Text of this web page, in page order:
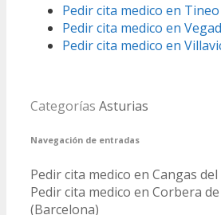
Pedir cita medico en
Pedir cita medico en
Pedir cita medico en
Categorías Asturias
Navegación de entradas
Pedir cita medico en Cangas
Pedir cita medico en Corbera
(Barcelona)